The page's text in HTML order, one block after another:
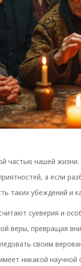
частью нашей
а если
таких убеждений и
суеверия и
веры, превращая
своим
никакой научной